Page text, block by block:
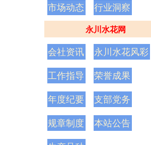
市场动态 行业洞察
永川水花网
会社资讯 永川水花风彩
工作指导 荣誉成果
年度纪要 支部党务
规章制度 本站公告